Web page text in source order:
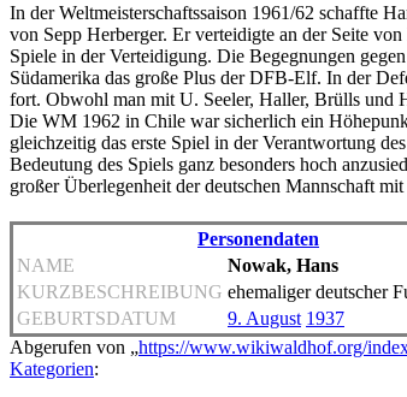
In der Weltmeisterschaftssaison 1961/62 schaffte
von Sepp Herberger. Er verteidigte an der Seite
Spiele in der Verteidigung. Die Begegnungen
Südamerika das große Plus der DFB-Elf. In der
fort. Obwohl man mit U. Seeler, Haller, Brülls und
Die WM 1962 in Chile war sicherlich ein
gleichzeitig das erste Spiel in der Verantwortung
Bedeutung des Spiels ganz besonders hoch
großer Überlegenheit der deutschen Mannschaft
Personendaten
NAME
Nowak, Hans
KURZBESCHREIBUNG ehemaliger deutscher
GEBURTSDATUM
9. August 1937
Abgerufen von „https://www.wikiwaldhof.org/
Kategorien: